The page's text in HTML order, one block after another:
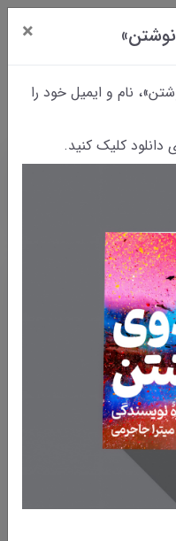
×
نام و ایمیل خود را
دانلود کلیک کنید.